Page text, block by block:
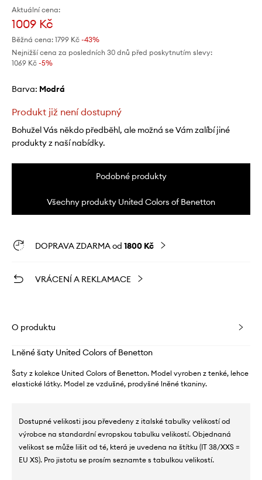
Aktuální cena:
1009 Kč
Běžná cena: 1799 Kč -43%
Nejnižší cena za posledních 30 dnů před poskytnutím slevy:
1069 Kč -5%
Barva: modrá
Produkt již není dostupný
Bohužel Vás někdo předběhl, ale možná se Vám zalíbí jiné
produkty z naší nabídky.
Podobné produkty
Všechny produkty United Colors of Benetton
DOPRAVA ZDARMA od 1800 Kč
VRÁCENÍ A REKLAMACE
O produktu
Lněné šaty United Colors of Benetton
Šaty z kolekce United Colors of Benetton. Model vyroben z tenké, lehce
elastické látky. Model ze vzdušné, prodyšné lněné tkaniny.
Dostupné velikosti jsou převedeny z italské tabulky velikostí od
výrobce na standardní evropskou tabulku velikostí. Objednaná
velikost se může lišit od té, která je uvedena na štítku (IT 38/XXS =
EU XS). Pro jistotu se prosím seznamte s tabulkou velikostí.